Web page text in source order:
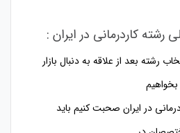
رشته کاردرمانی در ایران :
رشته بعد از علاقه به دنبال بازار
درمانی در ایران صحبت کنیم باید